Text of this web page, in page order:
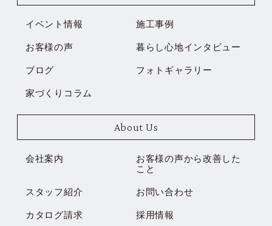
イベント情報
施工事例
お客様の声
暮らし心地インタビュー
ブログ
フォトギャラリー
家づくりコラム
About Us
会社案内 お客様の声から改善した
こと
スタッフ紹介
お問い合わせ
カタログ請求
採用情報